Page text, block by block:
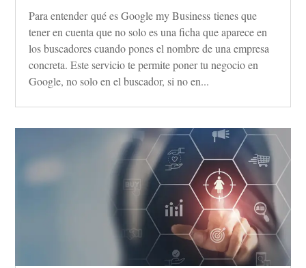
Para entender qué es Google my Business tienes que
tener en cuenta que no solo es una ficha que aparece en
los buscadores cuando pones el nombre de una empresa
concreta. Este servicio te permite poner tu negocio en
Google, no solo en el buscador, si no en...